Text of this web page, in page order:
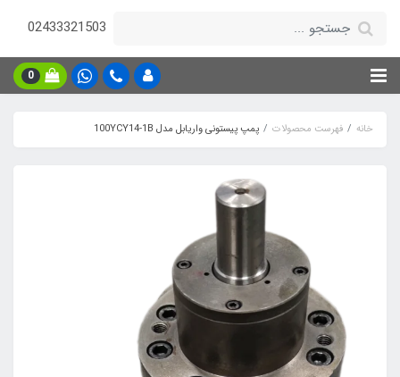
02433321503
0
خانه فهرست محصولات پمپ پیستونی واریابل مدل 100YCY14-1B